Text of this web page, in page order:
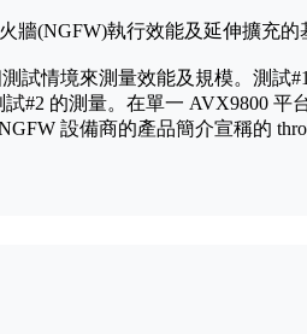
牆(NGFW)執行效能及延伸擴充的
試情境來測量效能及規模。測試
#2 的測量。在單一 AVX9800
設備商的產品簡介宣稱的